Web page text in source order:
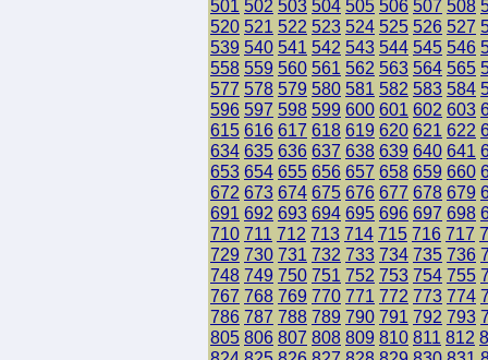
501 502 503 504 505 506 507 508
520 521 522 523 524 525 526 527
539 540 541 542 543 544 545 546
558 559 560 561 562 563 564 565
577 578 579 580 581 582 583 584
596 597 598 599 600 601 602 603
615 616 617 618 619 620 621 622
634 635 636 637 638 639 640 641
653 654 655 656 657 658 659 660
672 673 674 675 676 677 678 679
691 692 693 694 695 696 697 698
710 711 712 713 714 715 716 717
729 730 731 732 733 734 735 736
748 749 750 751 752 753 754 755
767 768 769 770 771 772 773 774
786 787 788 789 790 791 792 793
805 806 807 808 809 810 811 812